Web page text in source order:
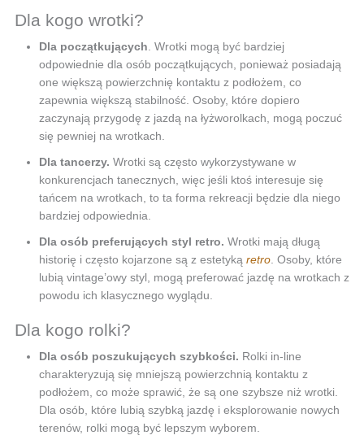
Dla kogo wrotki?
Dla początkujących . Wrotki mogą być bardziej
odpowiednie dla osób początkujących, ponieważ posiadają
one większą powierzchnię kontaktu z podłożem, co
zapewnia większą stabilność. Osoby, które dopiero
zaczynają przygodę z jazdą na łyżworolkach, mogą poczuć
się pewniej na wrotkach.
Dla tancerzy. Wrotki są często wykorzystywane w
konkurencjach tanecznych, więc jeśli ktoś interesuje się
tańcem na wrotkach, to ta forma rekreacji będzie dla niego
bardziej odpowiednia.
Dla osób preferujących styl retro. Wrotki mają długą
historię i często kojarzone są z estetyką retro. Osoby, które
lubią vintage’owy styl, mogą preferować jazdę na wrotkach z
powodu ich klasycznego wyglądu.
Dla kogo rolki?
Dla osób poszukujących szybkości. Rolki in-line
charakteryzują się mniejszą powierzchnią kontaktu z
podłożem, co może sprawić, że są one szybsze niż wrotki.
Dla osób, które lubią szybką jazdę i eksplorowanie nowych
terenów, rolki mogą być lepszym wyborem.